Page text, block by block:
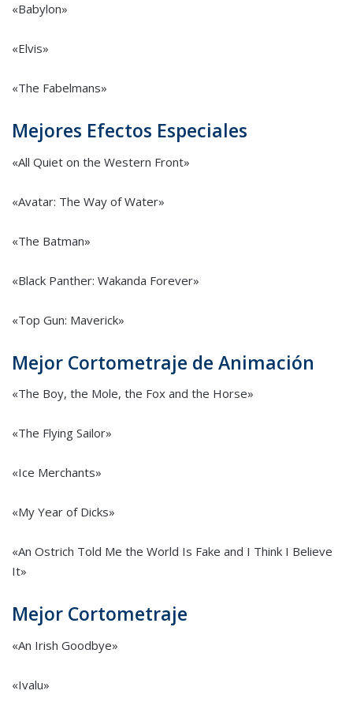
«Babylon»
«Elvis»
«The Fabelmans»
Mejores Efectos Especiales
«All Quiet on the Western Front»
«Avatar: The Way of Water»
«The Batman»
«Black Panther: Wakanda Forever»
«Top Gun: Maverick»
Mejor Cortometraje de Animación
«The Boy, the Mole, the Fox and the Horse»
«The Flying Sailor»
«Ice Merchants»
«My Year of Dicks»
«An Ostrich Told Me the World Is Fake and I Think I Believe
It»
Mejor Cortometraje
«An Irish Goodbye»
«Ivalu»